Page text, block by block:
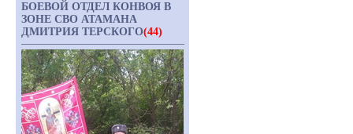
БОЕВОЙ ОТДЕЛ КОНВОЯ В
ЗОНЕ СВО АТАМАНА
ДМИТРИЯ ТЕРСКОГО(44)